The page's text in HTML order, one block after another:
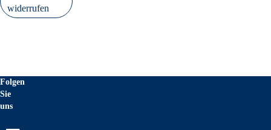
widerrufen
Folgen
Sie
uns